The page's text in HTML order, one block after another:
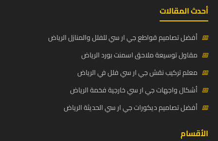
أحدث المقالات
📅 أفضل تصاميم قواطع جي ار سي للفلل والمنازل الرياض
📅 مقاول توسيعة ملاحق اسمنت بورد الرياض
📅 معلم تركيب نقش جي ار سي فلل في الرياض
📅 أشكال واجهات جي ار سي خارجية فخمة الرياض
📅 أفضل تصاميم ديكورات جي ار سي الحديثة الرياض
الأقسام